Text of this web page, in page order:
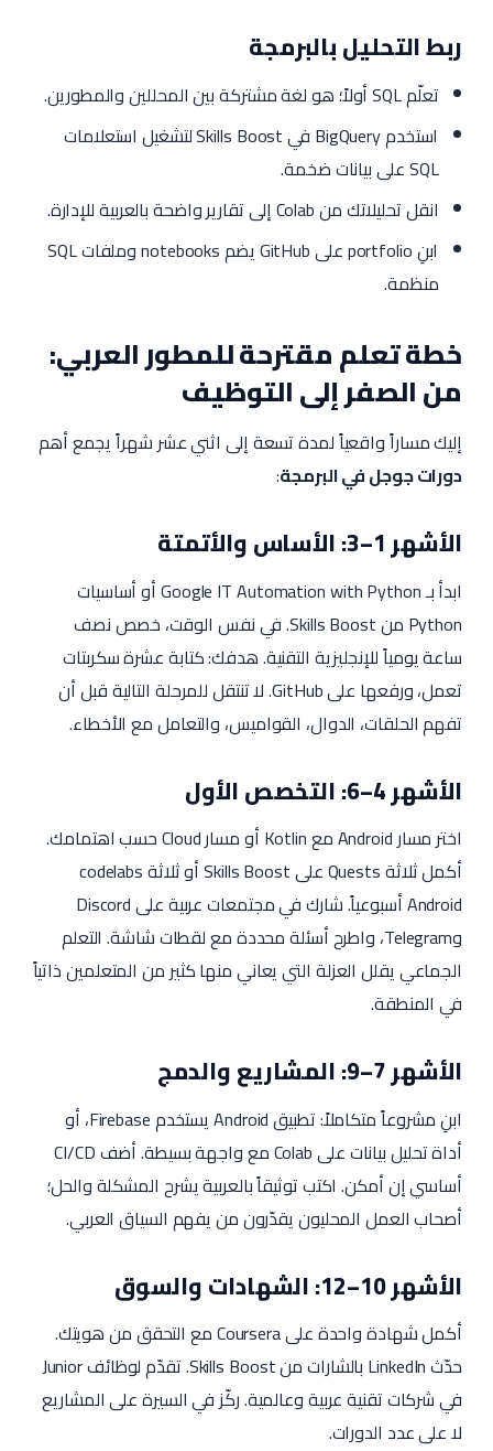
ربط التحليل بالبرمجة
تعلّم SQL أولاً؛ هو لغة مشتركة بين المحللين والمطورين.
استخدم BigQuery في Skills Boost لتشغيل استعلامات
SQL على بيانات ضخمة.
انقل تحليلاتك من Colab إلى تقارير واضحة بالعربية للإدارة.
ابنِ portfolio على GitHub يضم notebooks وملفات SQL
منظمة.
خطة تعلم مقترحة للمطور العربي:
من الصفر إلى التوظيف
إليك مساراً واقعياً لمدة تسعة إلى اثني عشر شهراً يجمع أهم
دورات جوجل في البرمجة:
الأشهر 1–3: الأساس والأتمتة
ابدأ بـ Google IT Automation with Python أو أساسيات
Python من Skills Boost. في نفس الوقت، خصص نصف
ساعة يومياً للإنجليزية التقنية. هدفك: كتابة عشرة سكربتات
تعمل، ورفعها على GitHub. لا تنتقل للمرحلة التالية قبل أن
تفهم الحلقات، الدوال، القواميس، والتعامل مع الأخطاء.
الأشهر 4–6: التخصص الأول
اختر مسار Android مع Kotlin أو مسار Cloud حسب اهتمامك.
أكمل ثلاثة Quests على Skills Boost أو ثلاثة codelabs
Android أسبوعياً. شارك في مجتمعات عربية على Discord
وTelegram، واطرح أسئلة محددة مع لقطات شاشة. التعلم
الجماعي يقلل العزلة التي يعاني منها كثير من المتعلمين ذاتياً
في المنطقة.
الأشهر 7–9: المشاريع والدمج
ابنِ مشروعاً متكاملاً: تطبيق Android يستخدم Firebase، أو
أداة تحليل بيانات على Colab مع واجهة بسيطة. أضف CI/CD
أساسي إن أمكن. اكتب توثيقاً بالعربية يشرح المشكلة والحل؛
أصحاب العمل المحليون يقدّرون من يفهم السياق العربي.
الأشهر 10–12: الشهادات والسوق
أكمل شهادة واحدة على Coursera مع التحقق من هويتك.
حدّث LinkedIn بالشارات من Skills Boost. تقدّم لوظائف Junior
في شركات تقنية عربية وعالمية. ركّز في السيرة على المشاريع
لا على عدد الدورات.